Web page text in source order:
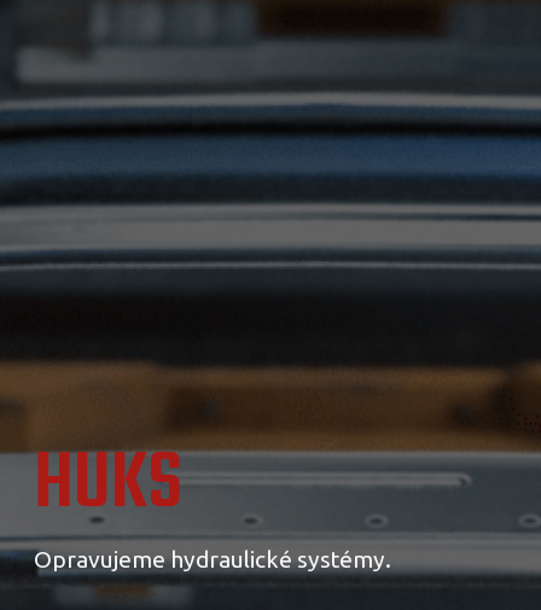
HUKS
Opravujeme hydraulické systémy.